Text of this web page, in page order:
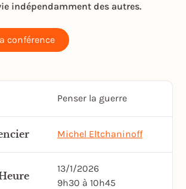
indépendamment des autres.
conférence
Penser la guerre
Michel Eltchaninoff
13/1/2026
9h30 à 10h45